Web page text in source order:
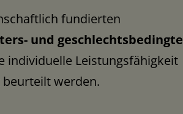
fundierten
und geschlechtsbedingte
individuelle Leistungsfähigkeit
beurteilt werden.